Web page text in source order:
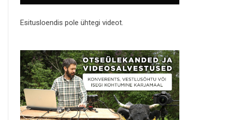
Esitusloendis pole ühtegi videot.